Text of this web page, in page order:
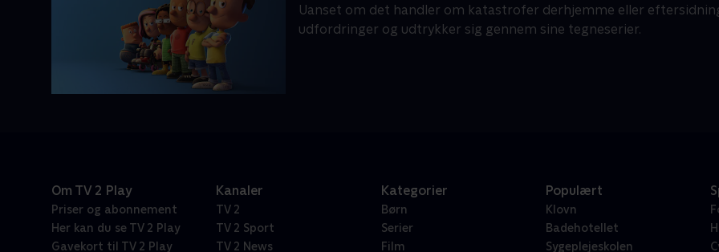
Uanset om det handler om katastrofer derhjemme eller
udfordringer og udtrykker sig gennem sine tegneserier.
Om TV 2 Play
Priser og abonnement
Her kan du se TV 2 Play
Gavekort til TV 2 Play
Kanaler
TV 2
TV 2 Sport
TV 2 News
Kategorier
Børn
Serier
Film
Populært
Klovn
Badehotellet
Sygeplejeskolen